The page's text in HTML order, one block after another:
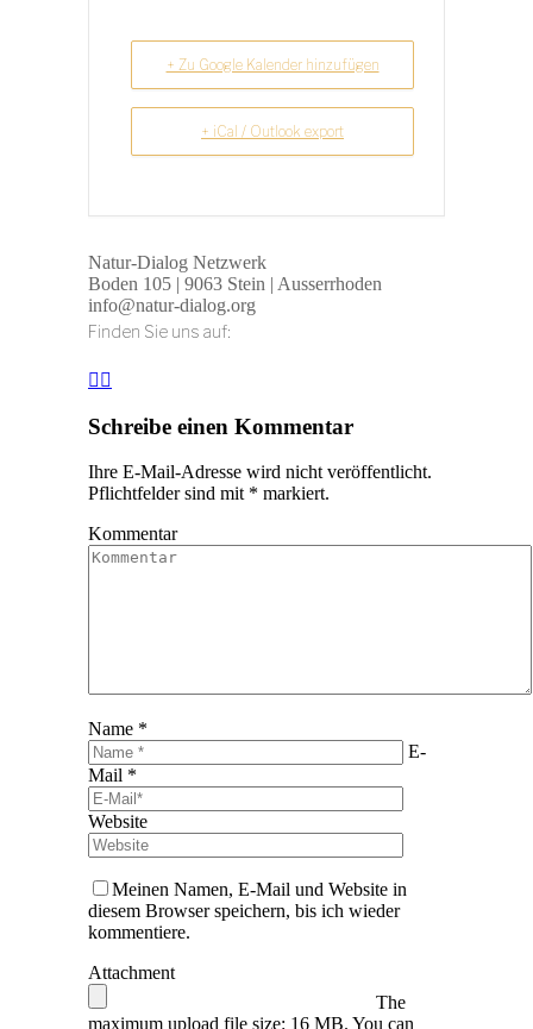
+ Zu Google Kalender hinzufügen
+ iCal / Outlook export
Natur-Dialog Netzwerk
Boden 105 | 9063 Stein | Ausserrhoden
info@natur-dialog.org
Finden Sie uns auf:
Linkedin
opens
new
window
page
in
new
Schreibe einen Kommentar
Ihre E-Mail-Adresse wird nicht veröffentlicht.
Pflichtfelder sind mit * markiert.
Kommentar
Name *
E-
Mail *
Website
Meinen Namen, E-Mail und Website in
diesem Browser speichern, bis ich wieder
kommentiere.
Attachment
The
maximum upload file size: 16 MB. You can